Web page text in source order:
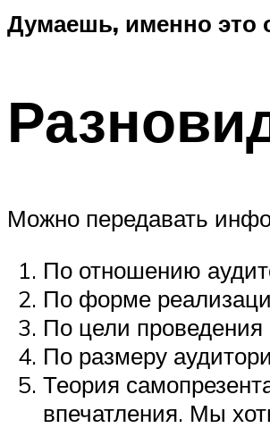
Думаешь, именно это
Можно передавать
По отношению
По форме
По цели
По размеру
Теория
впечатления. Мы